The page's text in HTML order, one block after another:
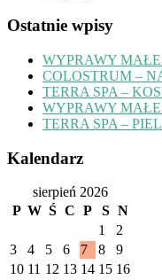
Ostatnie wpisy
WYPRAWY
COLOSTRUM –
TERRA SPA –
WYPRAWY
TERRA SPA –
Kalendarz
sierpień 2026
P W Ś C P S N
1
2
3
4 5 6 7 8
9
10 11 12 13 14 15 16